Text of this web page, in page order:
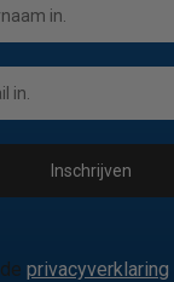
Inschrijven
privacyverklaring